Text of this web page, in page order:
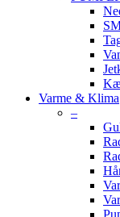
Varme & Klima
–